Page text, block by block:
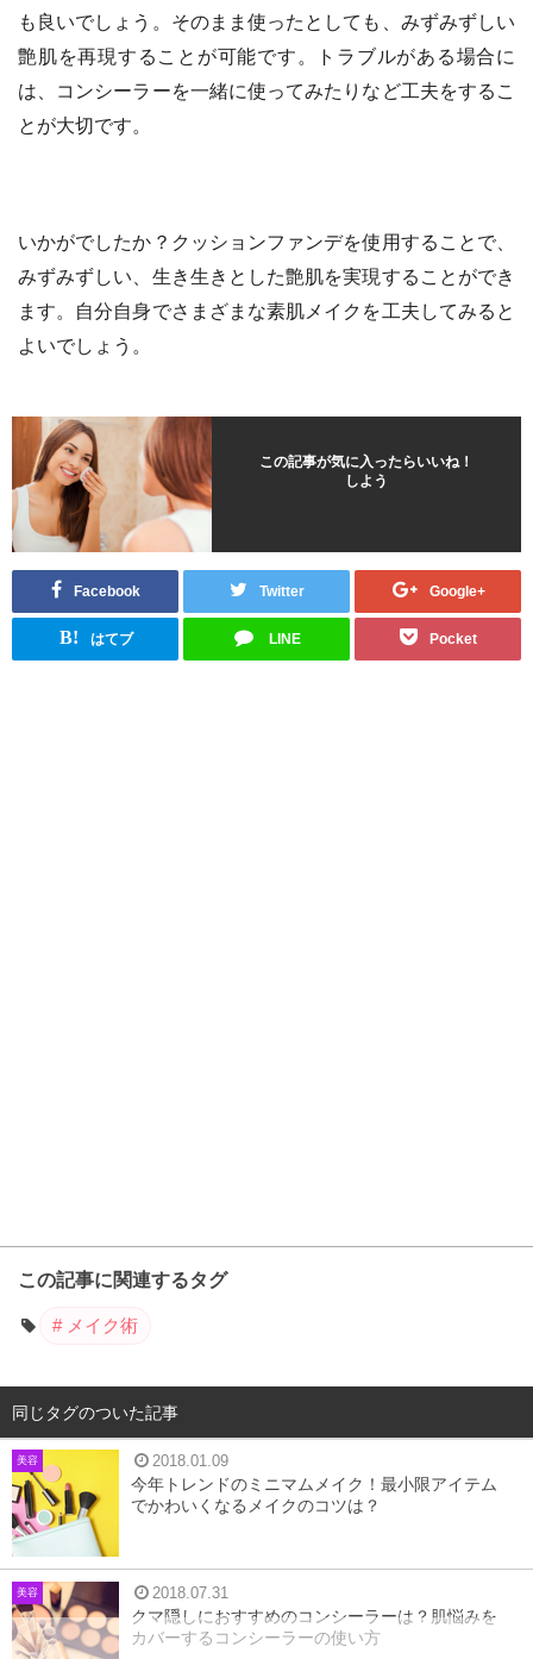
も良いでしょう。そのまま使ったとしても、みずみずしい
艶肌を再現することが可能です。トラブルがある場合に
は、コンシーラーを一緒に使ってみたりなど工夫をするこ
とが大切です。
いかがでしたか？クッションファンデを使用することで、
みずみずしい、生き生きとした艶肌を実現することができ
ます。自分自身でさまざまな素肌メイクを工夫してみると
よいでしょう。
この記事が気に入ったらいいね！
しよう
Facebook Twitter Google+
B! はてブ LINE Pocket
この記事に関連するタグ
メイク術
同じタグのついた記事
美容 2018.01.09
今年トレンドのミニマムメイク！最小限アイテム
でかわいくなるメイクのコツは？
美容 2018.07.31
クマ隠しにおすすめのコンシーラーは？肌悩みを
カバーするコンシーラーの使い方